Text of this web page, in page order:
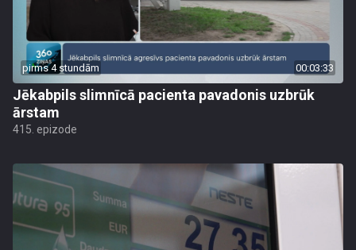
pirms 4 stundām 00:03:33
Jēkabpils slimnīcā pacienta pavadonis uzbrūk
ārstam
415. epizode